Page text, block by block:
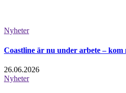
Nyheter
Coastline är nu under arbete – kom
26.06.2026
Nyheter